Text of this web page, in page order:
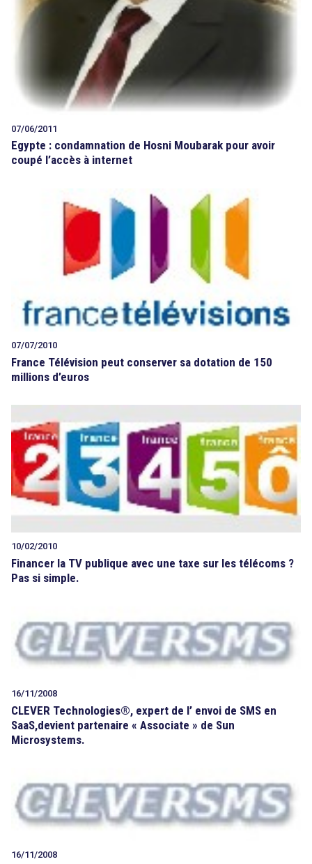
07/06/2011
Egypte : condamnation de Hosni Moubarak pour avoir
coupé l’accès à internet
07/07/2010
France Télévision peut conserver sa dotation de 150
millions d’euros
10/02/2010
Financer la TV publique avec une taxe sur les télécoms ?
Pas si simple.
16/11/2008
CLEVER Technologies®, expert de l’ envoi de SMS en
SaaS,devient partenaire « Associate » de Sun
Microsystems.
16/11/2008